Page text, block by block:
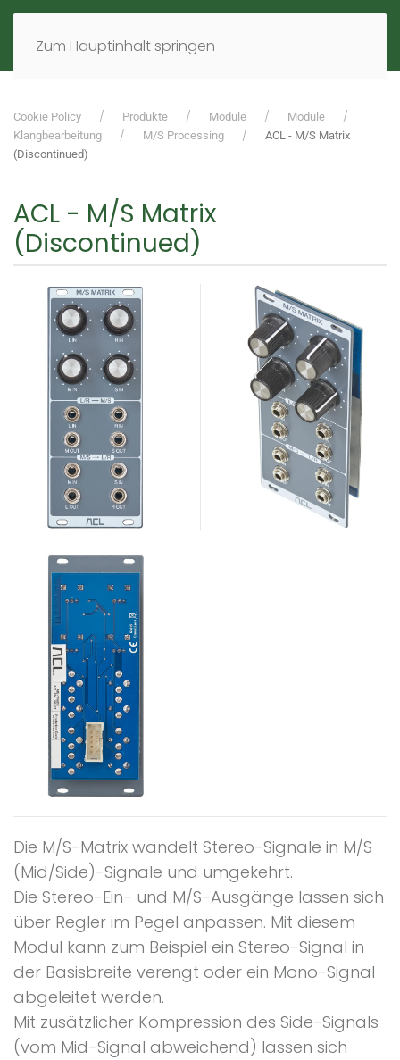
Zum Hauptinhalt springen
EN
Cookie Policy Produkte Module
Module
Klangbearbeitung
M/S Processing
ACL - M/S Matrix
(Discontinued)
ACL - M/S Matrix
(Discontinued)
Die M/S-Matrix wandelt Stereo-Signale in M/S
(Mid/Side)-Signale und umgekehrt.
Die Stereo-Ein- und M/S-Ausgänge lassen sich
über Regler im Pegel anpassen. Mit diesem
Modul kann zum Beispiel ein Stereo-Signal in
der Basisbreite verengt oder ein Mono-Signal
abgeleitet werden.
Mit zusätzlicher Kompression des Side-Signals
(vom Mid-Signal abweichend) lassen sich